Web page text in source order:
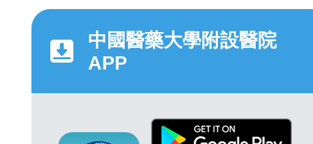
中國醫藥大學附設醫院
APP